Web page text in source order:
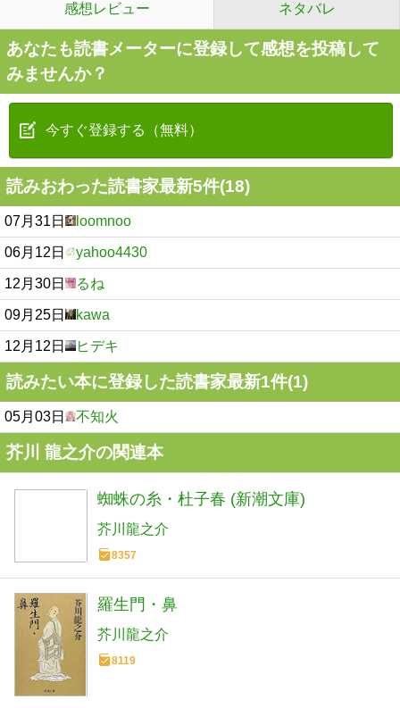
感想レビュー ネタバレ
あなたも読書メーターに登録して感想を投稿して
みませんか？
今すぐ登録する（無料）
読みおわった読書家最新5件(18)
07月31日 loomnoo
06月12日 yahoo4430
12月30日 るね
09月25日 kawa
12月12日 ヒデキ
読みたい本に登録した読書家最新1件(1)
05月03日 不知火
芥川 龍之介の関連本
蜘蛛の糸・杜子春 (新潮文庫)
芥川龍之介
8357
羅生門・鼻
芥川龍之介
8119